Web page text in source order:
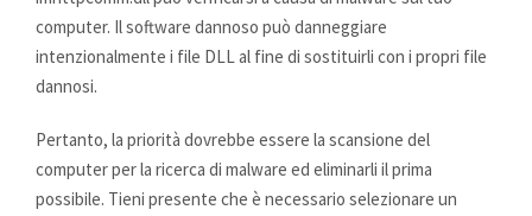
computer. Il software dannoso può danneggiare
intenzionalmente i file DLL al fine di sostituirli con i propri file
dannosi.
Pertanto, la priorità dovrebbe essere la scansione del
computer per la ricerca di malware ed eliminarli il prima
possibile. Tieni presente che è necessario selezionare un